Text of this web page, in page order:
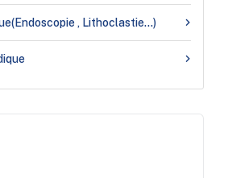
, Lithoclastie…)